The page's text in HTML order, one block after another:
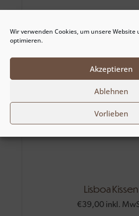
Wir verwenden Cookies, um unsere Website
optimieren.
Akzeptieren
Ablehnen
Vorlieben
Lisboa Kissen
€39,00 inkl.